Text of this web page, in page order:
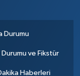
Durumu
Durumu ve Fikstür
Haberleri